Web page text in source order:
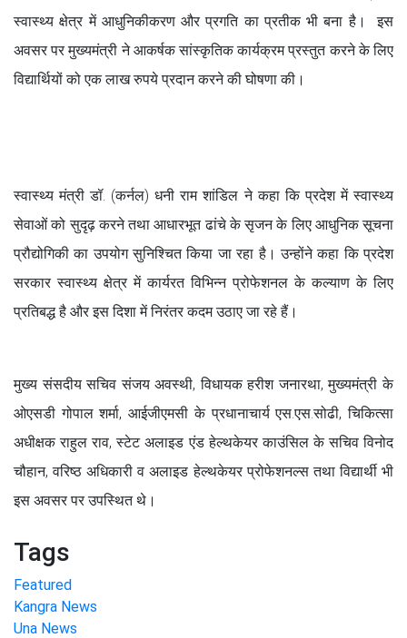
स्वास्थ्य क्षेत्र में आधुनिकीकरण और प्रगति का प्रतीक भी बना है। इस
अवसर पर मुख्यमंत्री ने आकर्षक सांस्कृतिक कार्यक्रम प्रस्तुत करने के लिए
विद्यार्थियों को एक लाख रुपये प्रदान करने की घोषणा की।
स्वास्थ्य मंत्री डॉ. (कर्नल) धनी राम शांडिल ने कहा कि प्रदेश में स्वास्थ्य
सेवाओं को सुदृढ़ करने तथा आधारभूत ढांचे के सृजन के लिए आधुनिक सूचना
प्रौद्योगिकी का उपयोग सुनिश्चित किया जा रहा है। उन्होंने कहा कि प्रदेश
सरकार स्वास्थ्य क्षेत्र में कार्यरत विभिन्न प्रोफेशनल के कल्याण के लिए
प्रतिबद्ध है और इस दिशा में निरंतर कदम उठाए जा रहे हैं।
मुख्य संसदीय सचिव संजय अवस्थी, विधायक हरीश जनारथा, मुख्यमंत्री के
ओएसडी गोपाल शर्मा, आईजीएमसी के प्रधानाचार्य एस.एस.सोढी, चिकित्सा
अधीक्षक राहुल राव, स्टेट अलाइड एंड हेल्थकेयर काउंसिल के सचिव विनोद
चौहान, वरिष्ठ अधिकारी व अलाइड हेल्थकेयर प्रोफेशनल्स तथा विद्यार्थी भी
इस अवसर पर उपस्थित थे।
Tags
Featured
Kangra News
Una News